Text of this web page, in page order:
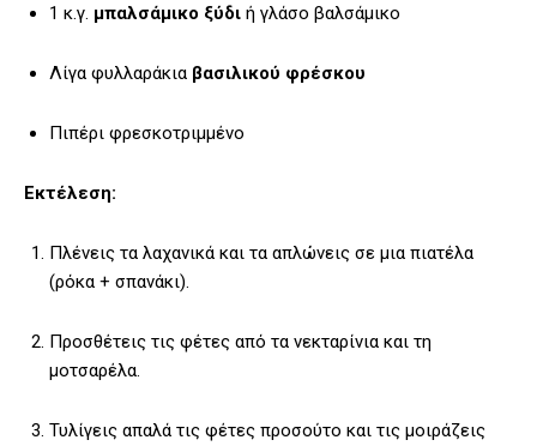
1 κ.γ. μπαλσάμικο ξύδι ή γλάσο βαλσάμικο
Λίγα φυλλαράκια βασιλικού φρέσκου
Πιπέρι φρεσκοτριμμένο
Εκτέλεση:
Πλένεις τα λαχανικά και τα απλώνεις σε μια πιατέλα
(ρόκα + σπανάκι).
Προσθέτεις τις φέτες από τα νεκταρίνια και τη
μοτσαρέλα.
Τυλίγεις απαλά τις φέτες προσούτο και τις μοιράζεις